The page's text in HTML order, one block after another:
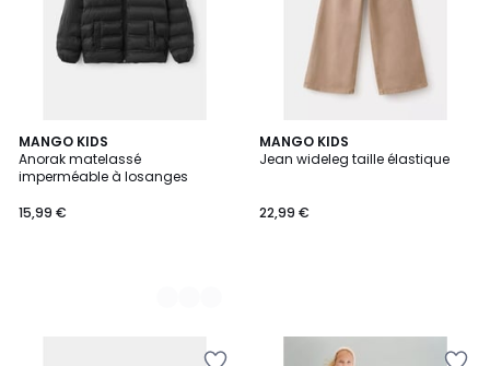
MANGO KIDS
Anorak matelassé
imperméable à losanges
15,99 €
2
Couleurs
MANGO KIDS
Jean wideleg taille élastique
22,99 €